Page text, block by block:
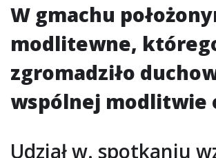
W gmachu
modlitewne,
zgromadziło
wspólnej modlitwie
Udział w. spotkaniu